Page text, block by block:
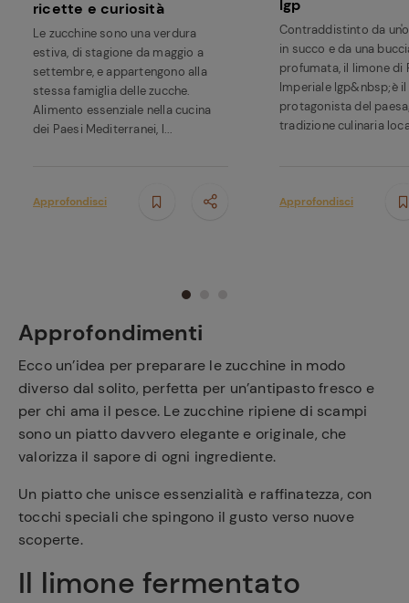
Approfondimenti
Ecco un’idea per preparare le zucchine in modo
diverso dal solito, perfetta per un’antipasto fresco e
per chi ama il pesce. Le zucchine ripiene di scampi
sono un piatto davvero elegante e originale, che
valorizza il sapore di ogni ingrediente.
Un piatto che unisce essenzialità e raffinatezza, con
tocchi speciali che spingono il gusto verso nuove
scoperte.
Il limone fermentato
ricette e curiosità
Le zucchine sono una verdura
estiva, di stagione da maggio a
settembre, e appartengono alla
stessa famiglia delle zucche.
Alimento essenziale nella cucina
dei Paesi Mediterranei, l...
Approfondisci
Igp
Contraddistinto da
in succo e da una
profumata, il limone di
Imperiale Igp&nbsp;è il
protagonista del
tradizione culinaria
Approfondisci